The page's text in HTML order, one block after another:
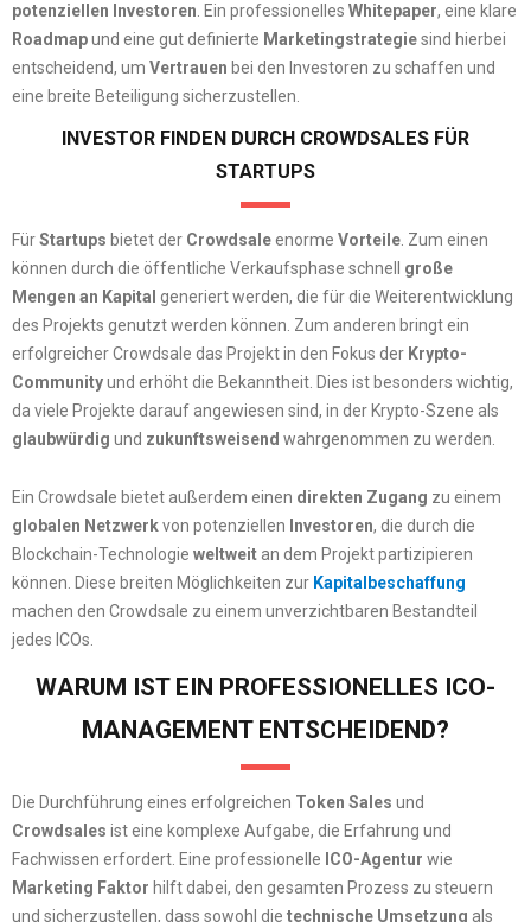
potenziellen Investoren . Ein professionelles Whitepaper, eine klare
Roadmapund eine gut definierte Marketingstrategiesind hierbei
entscheidend, um Vertrauen bei den Investoren zu schaffen und
eine breite Beteiligung sicherzustellen.
INVESTOR FINDEN DURCH CROWDSALES FÜR
STARTUPS
FürStartups bietet der Crowdsaleenorme Vorteile . Zum einen
können durch die öffentliche Verkaufsphase schnell große
Mengen an Kapital generiert werden, die für die Weiterentwicklung
des Projekts genutzt werden können. Zum anderen bringt ein
erfolgreicher Crowdsale das Projekt in den Fokus der Krypto-
Communityund erhöht die Bekanntheit. Dies ist besonders wichtig,
da viele Projekte darauf angewiesen sind, in der Krypto-Szene als
glaubwürdig und zukunftsweisend wahrgenommen zu werden.
Ein Crowdsale bietet außerdem einen direkten Zugang zu einem
globalen Netzwerkvon potenziellen Investoren, die durch die
Blockchain-Technologie weltweit an dem Projekt partizipieren
können. Diese breiten Möglichkeiten zur Kapitalbeschaffung
machen den Crowdsale zu einem unverzichtbaren Bestandteil
jedes ICOs.
WARUM IST EIN PROFESSIONELLES ICO-
MANAGEMENT ENTSCHEIDEND?
Die Durchführung eines erfolgreichen Token Sales und
Crowdsales ist eine komplexe Aufgabe, die Erfahrung und
Fachwissen erfordert. Eine professionelle ICO-Agentur wie
Marketing Faktor hilft dabei, den gesamten Prozess zu steuern
und sicherzustellen, dass sowohl die technische Umsetzung als